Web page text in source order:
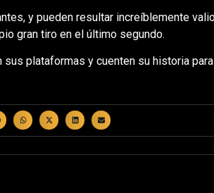
y pueden resultar increíblemente
gran tiro en el último segundo.
sus plataformas y cuenten su historia